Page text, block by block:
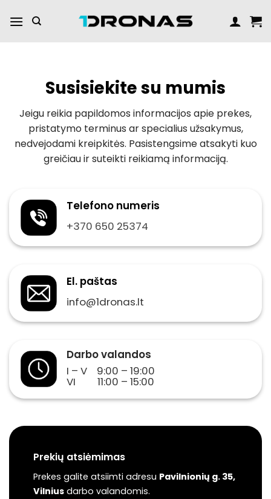
turinį
Susisiekite su mumis
Jeigu reikia papildomos informacijos apie prekes,
pristatymo terminus ar specialius užsakymus,
nedvejodami kreipkitės. Pasistengsime atsakyti kuo
greičiau ir suteikti reikiamą informaciją.
Telefono numeris
+370 650 25374
El. paštas
info@1dronas.lt
Darbo valandos
I – V 9:00 – 19:00
VI 11:00 – 15:00
Prekių atsiėmimas
Prekes galite atsiimti adresu Pavilnionių g. 35,
Vilnius darbo valandomis.